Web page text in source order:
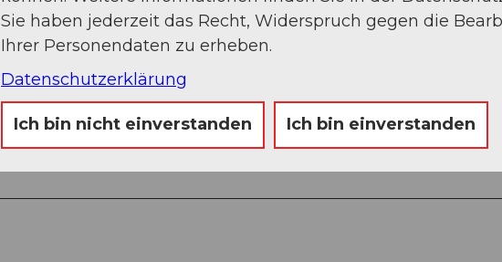
Sie haben jederzeit das Recht, Widerspruch gegen die
Ihrer Personendaten zu erheben.
Datenschutzerklärung
Ich bin nicht einverstanden Ich bin einverstanden